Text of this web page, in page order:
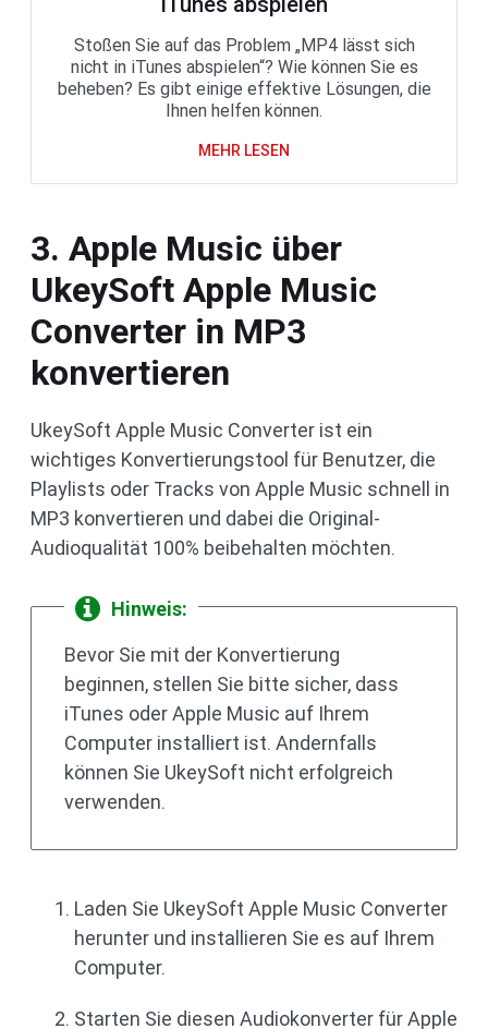
Stoßen Sie auf das Problem „MP4 lässt sich
nicht in iTunes abspielen“? Wie können Sie es
beheben? Es gibt einige effektive Lösungen, die
Ihnen helfen können.
MEHR LESEN
3. Apple Music über
UkeySoft Apple Music
Converter in MP3
konvertieren
UkeySoft Apple Music Converter ist ein
wichtiges Konvertierungstool für Benutzer, die
Playlists oder Tracks von Apple Music schnell in
MP3 konvertieren und dabei die Original-
Audioqualität 100% beibehalten möchten.
Hinweis:
Bevor Sie mit der Konvertierung
beginnen, stellen Sie bitte sicher, dass
iTunes oder Apple Music auf Ihrem
Computer installiert ist. Andernfalls
können Sie UkeySoft nicht erfolgreich
verwenden.
Laden Sie UkeySoft Apple Music Converter
herunter und installieren Sie es auf Ihrem
Computer.
Starten Sie diesen Audiokonverter für Apple